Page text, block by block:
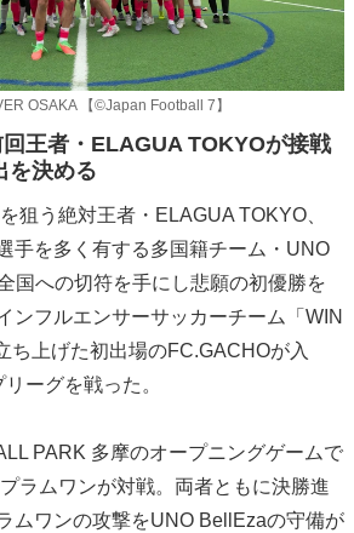
OSAKA 【©️Japan Football 7】
回王者・ELAGUA TOKYOが接戦
を決める
狙う絶対王者・ELAGUA TOKYO、
手を多く有する多国籍チーム・UNO
国への切符を手にし悲願の初優勝を
ンフルエンサーサッカーチーム「WIN
ち上げた初出場のFC.GACHOが入
ーグを戦った。
PARK 多摩のオープニングゲームで
ラムワンが対戦。両者ともに決勝進
ムワンの攻撃をUNO BellEzaの守備が